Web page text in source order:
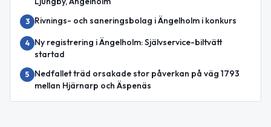
3 Rivnings- och saneringsbolag i Ängelholm i konkurs
4
Ny registrering i Ängelholm: Självservice-biltvätt
startad
5
Nedfallet träd orsakade stor påverkan på väg 1793
mellan Hjärnarp och Äspenäs